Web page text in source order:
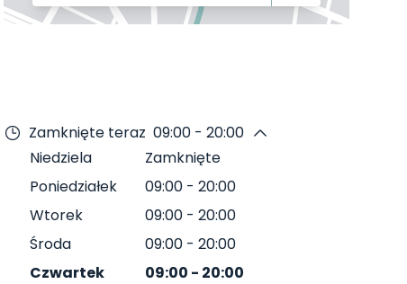
Zamknięte teraz 09:00 - 20:00
Niedziela
Zamknięte
Poniedziałek
09:00 - 20:00
Wtorek
09:00 - 20:00
Środa
09:00 - 20:00
Czwartek
09:00 - 20:00